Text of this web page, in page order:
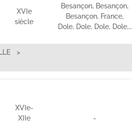
XVIe
siècle
Besançon, Besançon,
Besançon, France,
Dole, Dole, Dole, Dole,…
XVIe-
XIIe
-